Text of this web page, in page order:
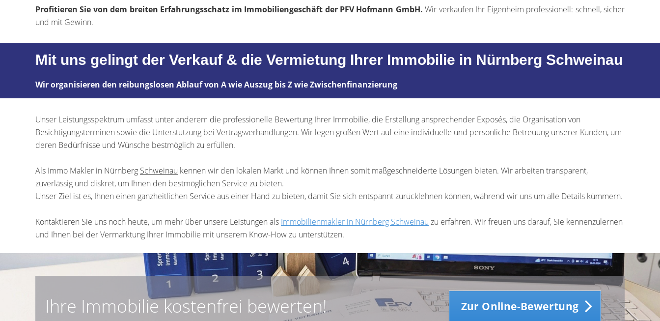
Profitieren Sie von dem breiten Erfahrungsschatz im Immobiliengeschäft der PFV Hofmann GmbH. Wir verkaufen Ihr Eigenheim professionell: schnell, sicher
und mit Gewinn.
Mit uns gelingt der Verkauf & die Vermietung Ihrer Immobilie in Nürnberg Schweinau
Wir organisieren den reibungslosen Ablauf von A wie Auszug bis Z wie Zwischenfinanzierung
Unser Leistungsspektrum umfasst unter anderem die professionelle Bewertung Ihrer Immobilie, die Erstellung ansprechender Exposés, die Organisation von
Besichtigungsterminen sowie die Unterstützung bei Vertragsverhandlungen. Wir legen großen Wert auf eine individuelle und persönliche Betreuung unserer Kunden, um
deren Bedürfnisse und Wünsche bestmöglich zu erfüllen.
Als Immo Makler in Nürnberg Schweinau kennen wir den lokalen Markt und können Ihnen somit maßgeschneiderte Lösungen bieten. Wir arbeiten transparent,
zuverlässig und diskret, um Ihnen den bestmöglichen Service zu bieten.
Unser Ziel ist es, Ihnen einen ganzheitlichen Service aus einer Hand zu bieten, damit Sie sich entspannt zurücklehnen können, während wir uns um alle Details kümmern.
Kontaktieren Sie uns noch heute, um mehr über unsere Leistungen als Immobilienmakler in Nürnberg Schweinau zu erfahren. Wir freuen uns darauf, Sie kennenzulernen
und Ihnen bei der Vermarktung Ihrer Immobilie mit unserem Know-How zu unterstützen.
Ihre Immobilie kostenfrei bewerten! Zur Online-Bewertung